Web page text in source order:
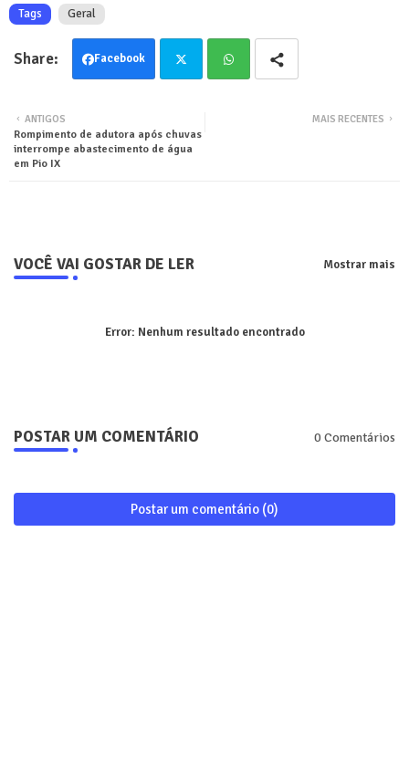
Tags Geral
Facebook
ter
MAIS RECENTES
ANTIGOS
Rompimento de adutora após chuvas
interrompe abastecimento de água
em Pio IX
VOCÊ VAI GOSTAR DE LER Mostrar mais
Error: Nenhum resultado encontrado
POSTAR UM COMENTÁRIO 0 Comentários
Postar um comentário (0)